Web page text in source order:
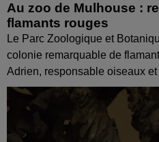
Au zoo de Mulhouse :
flamants rouges
Le Parc Zoologique et
colonie remarquable de
Adrien, responsable oiseaux et